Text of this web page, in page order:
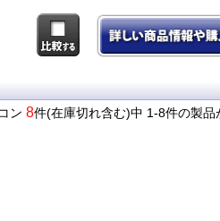
ン 8件(在庫切れ含む)中 1-8件の製品